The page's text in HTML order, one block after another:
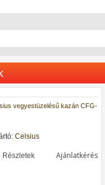
vegyestüzelésű kazán CFG-
Celsius
Részletek Ajánlatkérés